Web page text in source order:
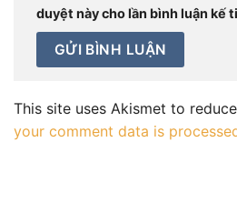
duyệt này cho lần bình luận kế
This site uses Akismet to
your comment data is